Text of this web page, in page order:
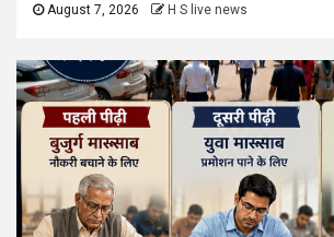
August 7, 2026 H S live news